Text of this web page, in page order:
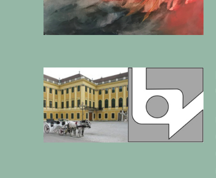
Ausstellung „Der Winter ist die